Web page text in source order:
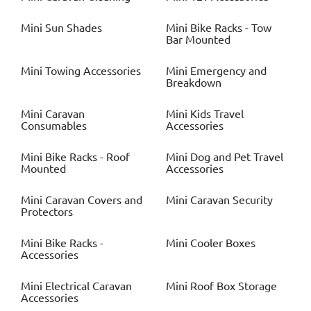
Mini Sun Shades Mini Bike Racks - Tow
Bar Mounted
Mini Towing Accessories Mini Emergency and
Breakdown
Mini Caravan
Consumables
Mini Kids Travel
Accessories
Mini Bike Racks - Roof
Mounted
Mini Dog and Pet Travel
Accessories
Mini Caravan Covers and
Protectors
Mini Caravan Security
Mini Bike Racks -
Accessories
Mini Cooler Boxes
Mini Electrical Caravan
Accessories
Mini Roof Box Storage